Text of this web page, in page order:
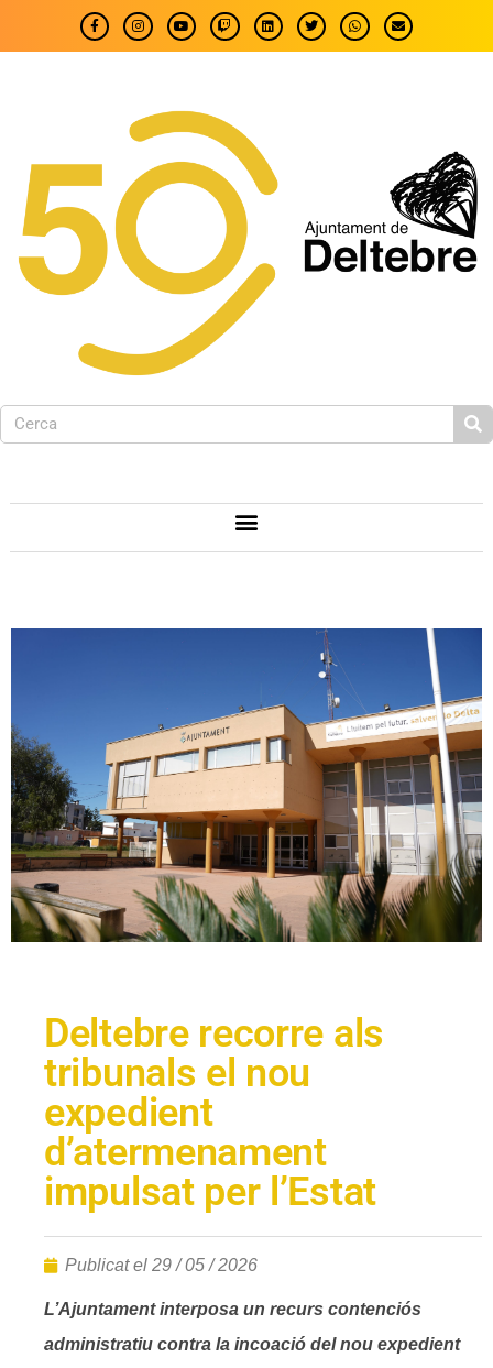
Deltebre recorre als
tribunals el nou
expedient
d’atermenament
impulsat per l’Estat
Publicat el 29 / 05 / 2026
L’Ajuntament interposa un recurs contenciós
administratiu contra la incoació del nou expedient